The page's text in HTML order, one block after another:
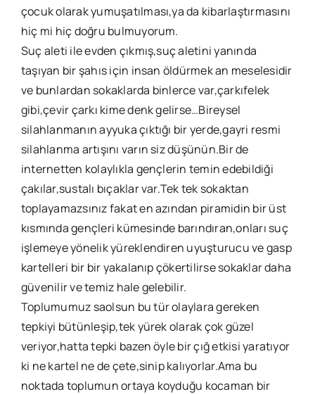
çocuk olarak yumuşatılması,ya da kibarlaştırmasını
hiç mi hiç doğru bulmuyorum.
Suç aleti ile evden çıkmış,suç aletini yanında
taşıyan bir şahıs için insan öldürmek an meselesidir
ve bunlardan sokaklarda binlerce var,çarkıfelek
gibi,çevir çarkı kime denk gelirse…Bireysel
silahlanmanın ayyuka çıktığı bir yerde,gayri resmi
silahlanma artışını varın siz düşünün.Bir de
internetten kolaylıkla gençlerin temin edebildiği
çakılar,sustalı bıçaklar var.Tek tek sokaktan
toplayamazsınız fakat en azından piramidin bir üst
kısmında gençleri kümesinde barındıran,onları suç
işlemeye yönelik yüreklendiren uyuşturucu ve gasp
kartelleri bir bir yakalanıp çökertilirse sokaklar daha
güvenilir ve temiz hale gelebilir.
Toplumumuz saolsun bu tür olaylara gereken
tepkiyi bütünleşip,tek yürek olarak çok güzel
veriyor,hatta tepki bazen öyle bir çığ etkisi yaratıyor
ki ne kartel ne de çete,sinip kalıyorlar.Ama bu
noktada toplumun ortaya koyduğu kocaman bir